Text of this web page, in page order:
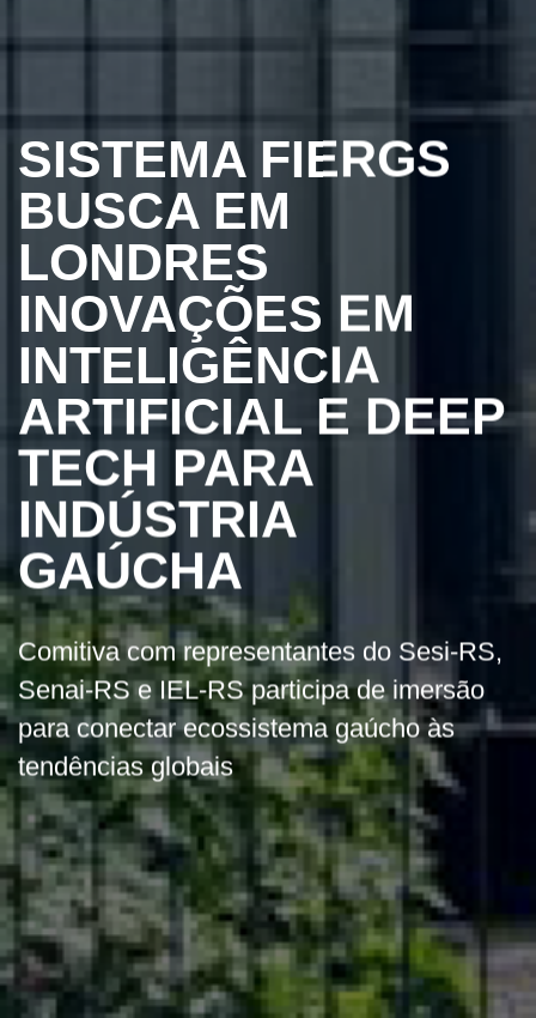
SISTEMA FIERGS
BUSCA EM
LONDRES
INOVAÇÕES EM
INTELIGÊNCIA
ARTIFICIAL E DEEP
TECH PARA
INDÚSTRIA
GAÚCHA
Comitiva com representantes do Sesi-RS,
Senai-RS e IEL-RS participa de imersão
para conectar ecossistema gaúcho às
tendências globais